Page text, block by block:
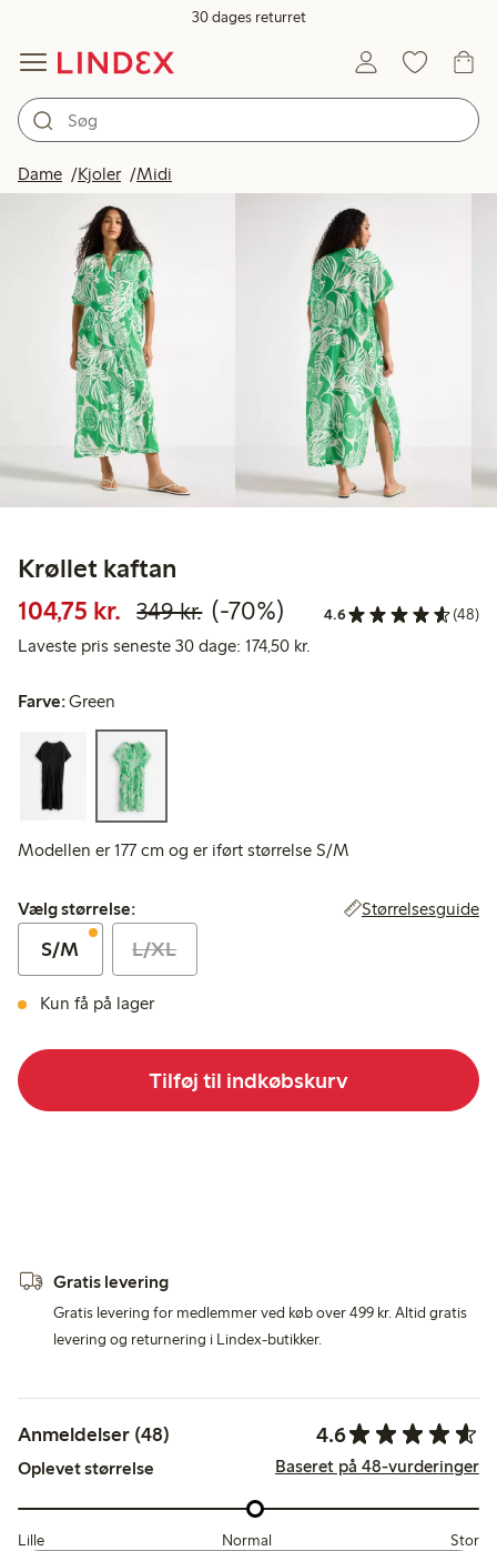
30 dages returret
Dame Kjoler Midi
Krøllet kaftan
104,75 kr. Nedsat pris: 104,75 kr.
349 kr.Normalpris: 349,00 kr.
70 % rabat
(-70%) 4.6 (48)
Laveste pris seneste 30 dage: 174,50 kr.
Farve:Green
Modellen er 177 cm og er iført størrelse S/M
Vælg størrelse:
Vælg størrelse: Størrelsesguide
S/M L/XL
Kun få på lager
Tilføj til indkøbskurv
Gratis levering
Gratis levering for medlemmer ved køb over 499 kr. Altid gratis
levering og returnering i Lindex-butikker.
Anmeldelser (48) 4.6
Oplevet størrelse Baseret på 48-vurderinger
Lille Normal Stor